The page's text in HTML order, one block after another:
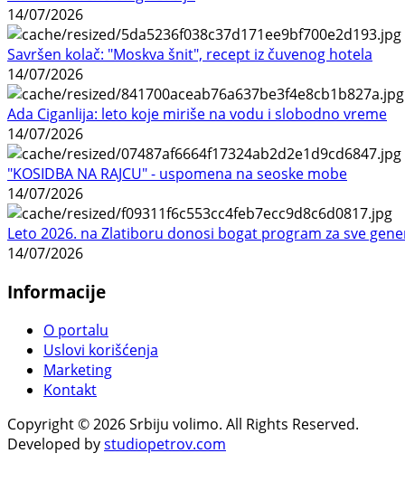
14/07/2026
Savršen kolač: "Moskva šnit", recept iz čuvenog hotela
14/07/2026
Ada Ciganlija: leto koje miriše na vodu i slobodno vreme
14/07/2026
"KOSIDBA NA RAJCU" - uspomena na seoske mobe
14/07/2026
Leto 2026. na Zlatiboru donosi bogat program za sve
14/07/2026
Informacije
O portalu
Uslovi korišćenja
Marketing
Kontakt
Copyright © 2026 Srbiju volimo. All Rights Reserved.
Developed bystudiopetrov.com